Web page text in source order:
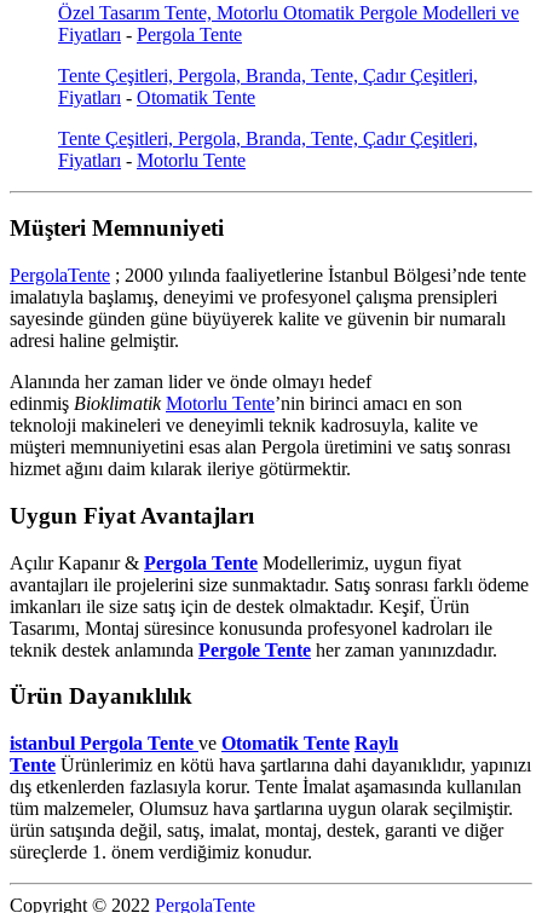
Özel Tasarım Tente, Motorlu Otomatik Pergole Modelleri ve
Fiyatları - Pergola Tente
Tente Çeşitleri, Pergola, Branda, Tente, Çadır Çeşitleri,
Fiyatları - Otomatik Tente
Tente Çeşitleri, Pergola, Branda, Tente, Çadır Çeşitleri,
Fiyatları - Motorlu Tente
Müşteri Memnuniyeti
PergolaTente ; 2000 yılında faaliyetlerine İstanbul Bölgesi’nde tente
imalatıyla başlamış, deneyimi ve profesyonel çalışma prensipleri
sayesinde günden güne büyüyerek kalite ve güvenin bir numaralı
adresi haline gelmiştir.
Alanında her zaman lider ve önde olmayı hedef
edinmiş Bioklimatik Motorlu Tente’nin birinci amacı en son
teknoloji makineleri ve deneyimli teknik kadrosuyla, kalite ve
müşteri memnuniyetini esas alan Pergola üretimini ve satış sonrası
hizmet ağını daim kılarak ileriye götürmektir.
Uygun Fiyat Avantajları
Açılır Kapanır & Pergola Tente Modellerimiz, uygun fiyat
avantajları ile projelerini size sunmaktadır. Satış sonrası farklı ödeme
imkanları ile size satış için de destek olmaktadır. Keşif, Ürün
Tasarımı, Montaj süresince konusunda profesyonel kadroları ile
teknik destek anlamında Pergole Tente her zaman yanınızdadır.
Ürün Dayanıklılık
istanbul Pergola Tente ve Otomatik Tente Raylı
Tente Ürünlerimiz en kötü hava şartlarına dahi dayanıklıdır, yapınızı
dış etkenlerden fazlasıyla korur. Tente İmalat aşamasında kullanılan
tüm malzemeler, Olumsuz hava şartlarına uygun olarak seçilmiştir.
ürün satışında değil, satış, imalat, montaj, destek, garanti ve diğer
süreçlerde 1. önem verdiğimiz konudur.
Copyright © 2022 PergolaTente